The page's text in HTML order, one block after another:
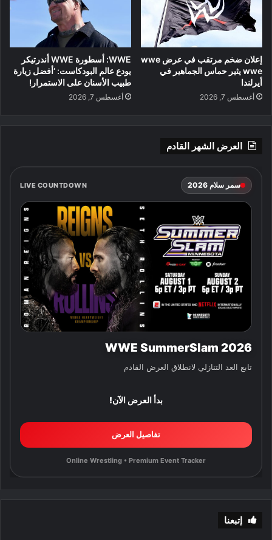
إعلان ضخم مرتقب في عرض wwe
wwe يثير حماس الجماهير في
أيرلندا
أغسطس 7, 2026
WWE: أسطورة WWE أندرتيكر
يودع عالم البودكاست: ‘أفضل زيارة
طبيب الأسنان على الاستمرار!
أغسطس 7, 2026
العرض الشهر القادم
سمر سلام 2026 LIVE COUNTDOWN
WWE SummerSlam 2026
تابع العد التنازلي لانطلاق العرض القادم
بدأ العرض الآن!
تفاصيل العرض
Online Wrestling • Premium Event Tracker
إتبعنا